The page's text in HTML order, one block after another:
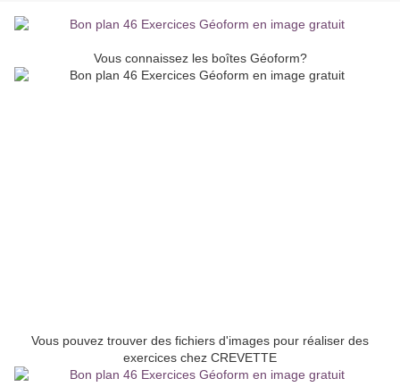
Vous connaissez les boîtes Géoform?
Vous pouvez trouver des fichiers d'images pour réaliser des
exercices chez CREVETTE